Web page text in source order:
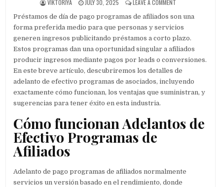
VIKTORIYA JULY 30, 2025 LEAVE A COMMENT
Préstamos de día de pago programas de afiliados son una
forma preferida medio para que personas y servicios
generen ingresos publicitando préstamos a corto plazo.
Estos programas dan una oportunidad singular a afiliados
producir ingresos mediante pagos por leads o conversiones.
En este breve artículo, descubriremos los detalles de
adelanto de efectivo programas de asociados, incluyendo
exactamente cómo funcionan, los ventajas que suministran, y
sugerencias para tener éxito en esta industria.
Cómo funcionan Adelantos de
Efectivo Programas de
Afiliados
Adelanto de pago programas de afiliados normalmente
servicios un versión basado en el rendimiento, donde